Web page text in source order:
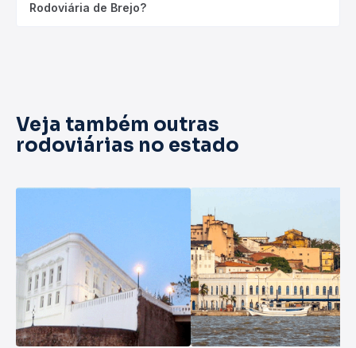
Rodoviária de Brejo?
Veja também outras
rodoviárias no estado